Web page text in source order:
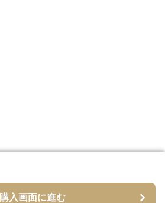
購入画面に進む
購入画面に進む